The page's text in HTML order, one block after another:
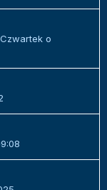
Czwartek o